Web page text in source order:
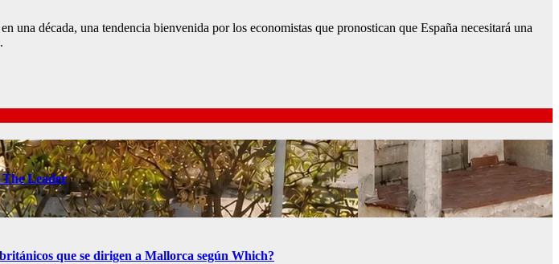
una década, una tendencia bienvenida por los economistas que pronostican que España necesitará una
The Leader
que se dirigen a Mallorca según Which?